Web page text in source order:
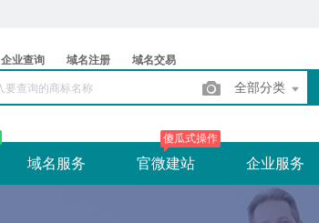
企业查询 域名注册 域名交易
全部分类
域名服务 官微建站
傻瓜式操作
企业服务